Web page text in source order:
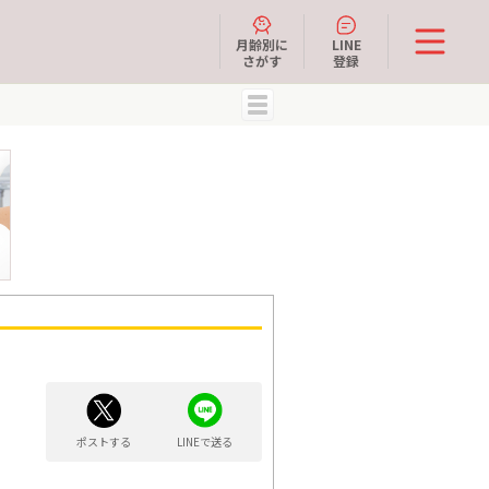
月齢別に
さがす
LINE
登録
ポストする LINEで送る